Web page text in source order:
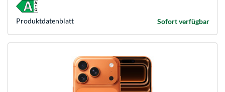
Sofort verfügbar
Produkt­datenblatt